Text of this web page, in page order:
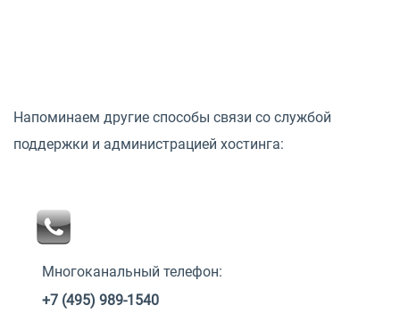
Напоминаем другие способы связи со службой
поддержки и администрацией хостинга:
Многоканальный телефон:
+7 (495) 989-1540